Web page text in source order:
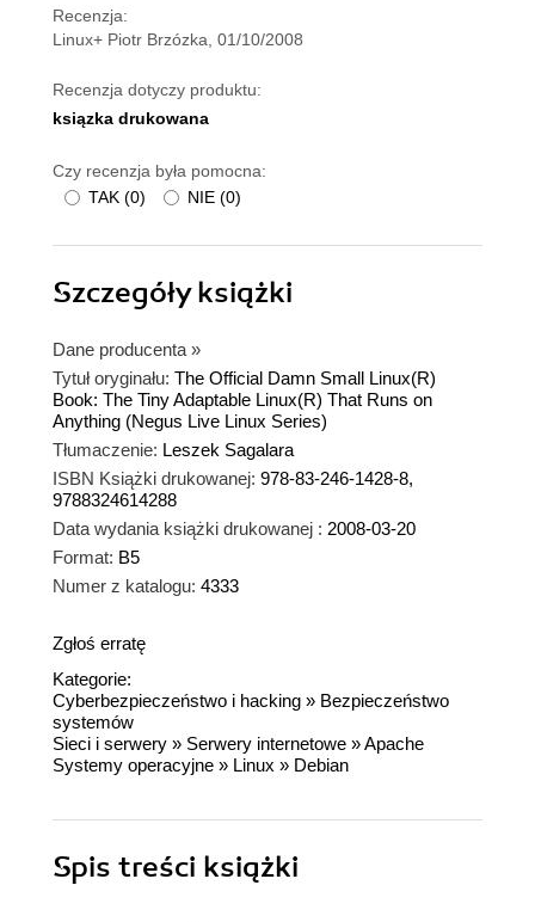
Recenzja:
Linux+ Piotr Brzózka, 01/10/2008
Recenzja dotyczy produktu:
ksiązka drukowana
Czy recenzja była pomocna:
TAK (0) NIE (0)
Szczegółyksiążki
Dane producenta »
Tytuł oryginału: The Official Damn Small Linux(R)
Book: The Tiny Adaptable Linux(R) That Runs on
Anything (Negus Live Linux Series)
Tłumaczenie: Leszek Sagalara
ISBN Książki drukowanej: 978-83-246-1428-8,
9788324614288
Data wydania książki drukowanej : 2008-03-20
Format: B5
Numer z katalogu: 4333
Zgłoś erratę
Kategorie:
Cyberbezpieczeństwo i hacking » Bezpieczeństwo
systemów
Sieci i serwery » Serwery internetowe »Apache
Systemy operacyjne » Linux » Debian
Spis treści książki